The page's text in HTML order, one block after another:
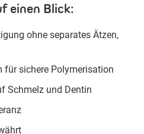
einen Blick:
ohne separates Ätzen,
für sichere Polymerisation
Schmelz und Dentin